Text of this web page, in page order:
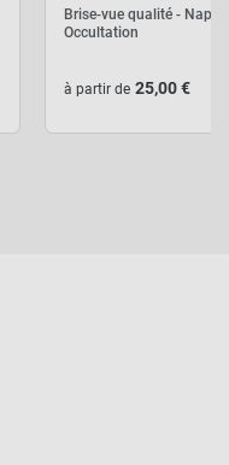
87,50 €
Produits associés
Brise-vue qualité -
Occultation
à partir de 25,00 €